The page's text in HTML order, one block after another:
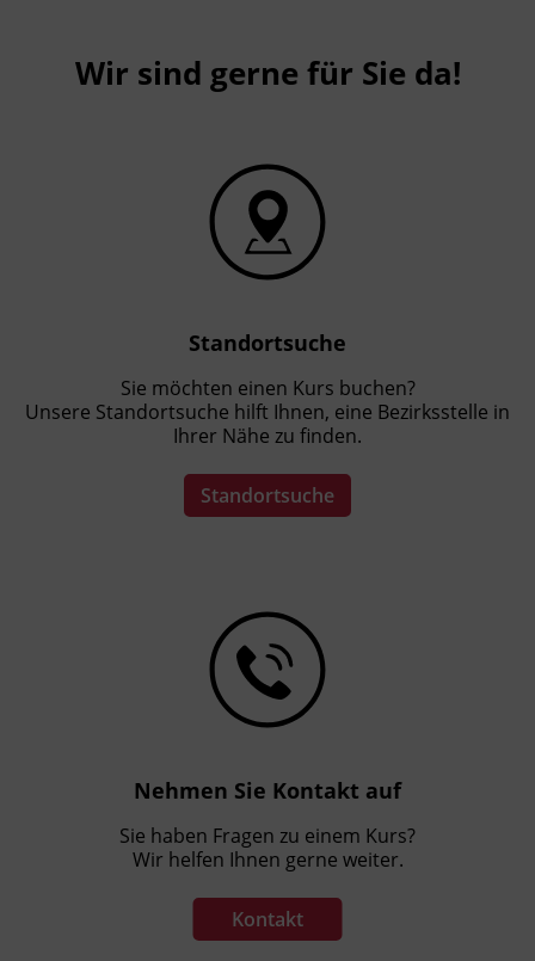
Wir sind gerne für Sie da!
Standortsuche
Sie möchten einen Kurs buchen?
Unsere Standortsuche hilft Ihnen, eine Bezirksstelle in
Ihrer Nähe zu finden.
Standortsuche
Nehmen Sie Kontakt auf
Sie haben Fragen zu einem Kurs?
Wir helfen Ihnen gerne weiter.
Kontakt